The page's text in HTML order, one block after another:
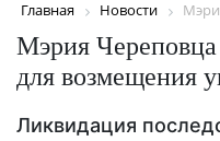
Главная Новости
Мэрия
для возмещения
Ликвидация